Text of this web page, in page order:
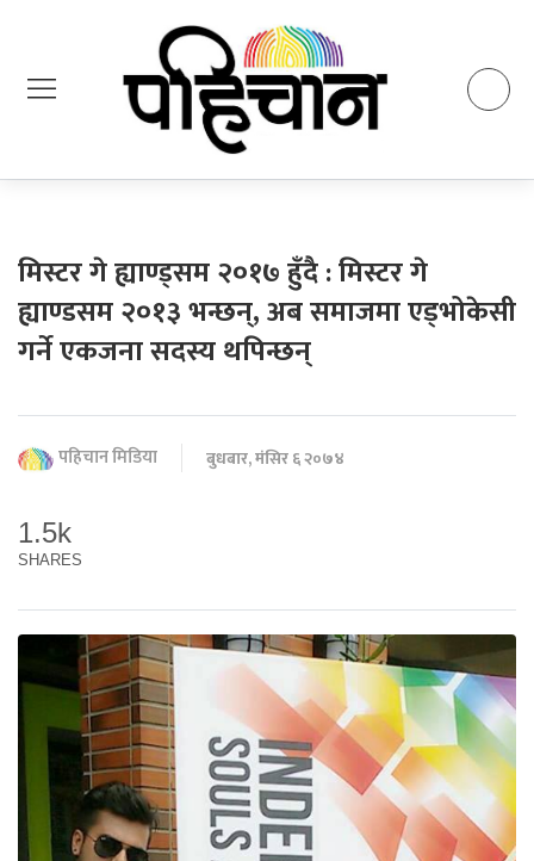
मिस्टर गे ह्याण्ड्सम २०१७ हुँदै : मिस्टर गे
ह्याण्डसम २०१३ भन्छन्, अब समाजमा एड्भोकेसी
गर्ने एकजना सदस्य थपिन्छन्
पहिचान मिडिया बुधबार, मंसिर ६ २०७४
1.5k
SHARES